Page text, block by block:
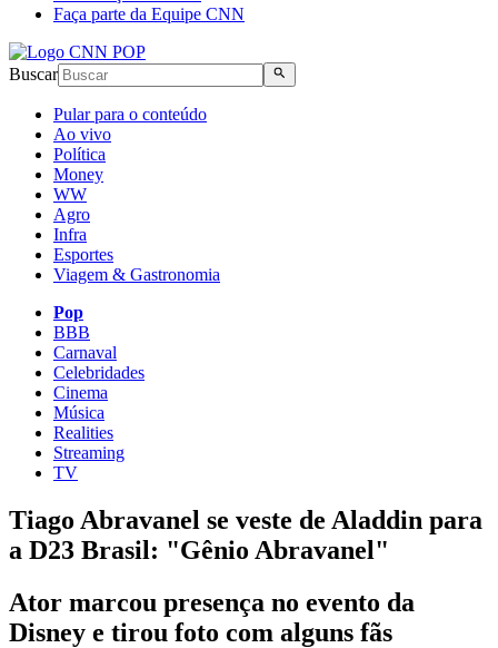
Faça parte da Equipe CNN
Buscar
Pular para o conteúdo
Ao vivo
Política
Money
WW
Agro
Infra
Esportes
Viagem & Gastronomia
Pop
BBB
Carnaval
Celebridades
Cinema
Música
Realities
Streaming
TV
Tiago Abravanel se veste de Aladdin para
a D23 Brasil: "Gênio Abravanel"
Ator marcou presença no evento da
Disney e tirou foto com alguns fãs